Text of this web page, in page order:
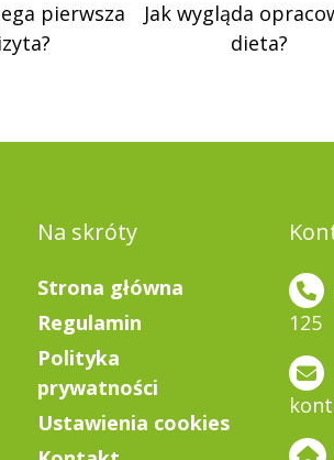
pierwsza
Jak wygląda
dieta?
Na skróty
Strona główna
Regulamin
Polityka
prywatności
Ustawienia cookies
125